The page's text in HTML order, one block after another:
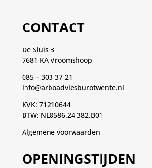
CONTACT
De Sluis 3
7681 KA Vroomshoop
085 – 303 37 21
info@arboadviesburotwente.nl
KVK: 71210644
BTW: NL8586.24.382.B01
Algemene voorwaarden
OPENINGSTIJDEN